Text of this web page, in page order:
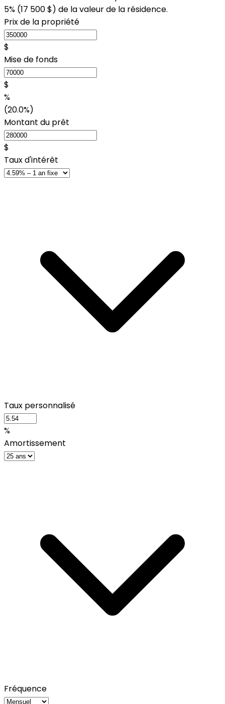
5% (17 500 $) de la valeur de la résidence.
Prix de la propriété
$
Mise de fonds
$
%
(20.0%)
Montant du prêt
$
Taux d'intérêt
Taux personnalisé
%
Amortissement
Fréquence